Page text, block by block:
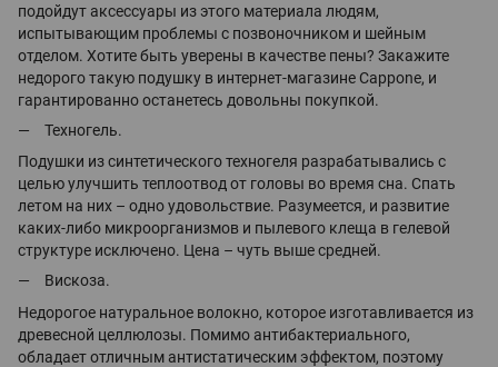
подойдут аксессуары из этого материала людям,
испытывающим проблемы с позвоночником и шейным
отделом. Хотите быть уверены в качестве пены? Закажите
недорого такую подушку в интернет-магазине Cappone, и
гарантированно останетесь довольны покупкой.
Техногель.
Подушки из синтетического техногеля разрабатывались с
целью улучшить теплоотвод от головы во время сна. Спать
летом на них – одно удовольствие. Разумеется, и развитие
каких-либо микроорганизмов и пылевого клеща в гелевой
структуре исключено. Цена – чуть выше средней.
Вискоза.
Недорогое натуральное волокно, которое изготавливается из
древесной целлюлозы. Помимо антибактериального,
обладает отличным антистатическим эффектом, поэтому